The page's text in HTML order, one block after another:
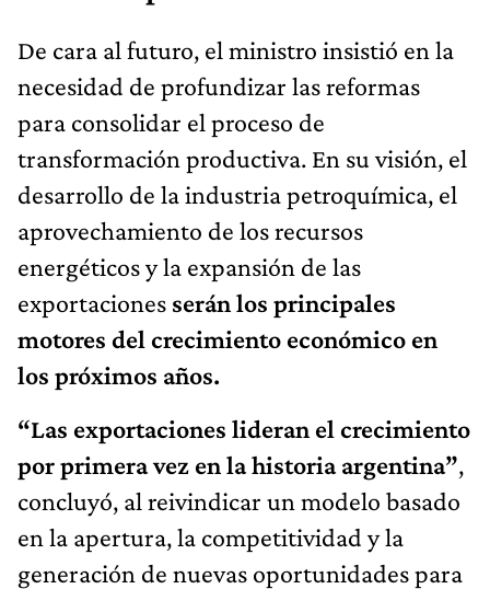
De cara al futuro, el ministro insistió en la
necesidad de profundizar las reformas
para consolidar el proceso de
transformación productiva. En su visión, el
desarrollo de la industria petroquímica, el
aprovechamiento de los recursos
energéticos y la expansión de las
exportaciones serán los principales
motores del crecimiento económico en
los próximos años.
“Las exportaciones lideran el crecimiento
por primera vez en la historia argentina”,
concluyó, al reivindicar un modelo basado
en la apertura, la competitividad y la
generación de nuevas oportunidades para